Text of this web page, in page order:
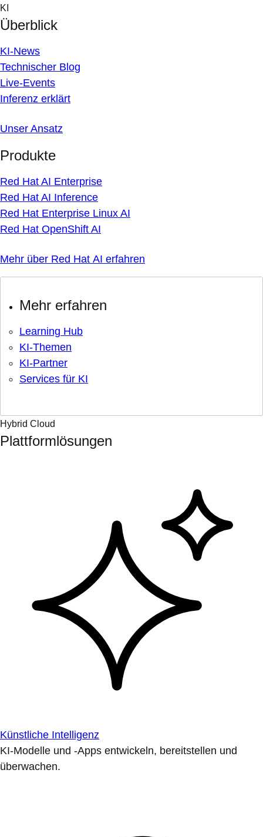
Skip
to
content
KI
Überblick
KI-News
Technischer Blog
Live-Events
Inferenz erklärt
Unser Ansatz
Produkte
Red Hat AI Enterprise
Red Hat AI Inference
Red Hat Enterprise Linux AI
Red Hat OpenShift AI
Mehr über Red Hat AI erfahren
Mehr erfahren
Learning Hub
KI-Themen
KI-Partner
Services für KI
Hybrid Cloud
Plattformlösungen
Künstliche Intelligenz
KI-Modelle und -Apps entwickeln, bereitstellen und
überwachen.